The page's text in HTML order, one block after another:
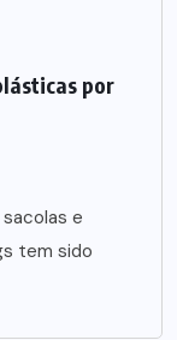
por
e
tem sido